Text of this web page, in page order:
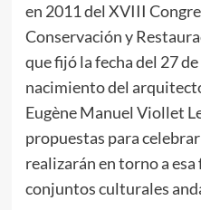
en 2011 del XVIII
Conservación y
que fijó la fecha del 27
nacimiento del
Eugène Manuel Viollet
propuestas para
realizarán en torno a esa
conjuntos culturales